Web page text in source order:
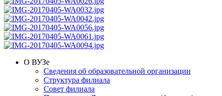
О ВУЗе
Сведения об образовательной организации
Структура филиала
Совет филиала